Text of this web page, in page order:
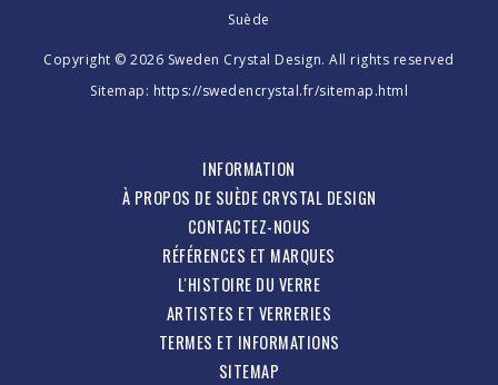
Suède
Copyright © 2026 Sweden Crystal Design. All rights reserved
Sitemap: https://swedencrystal.fr/sitemap.html
INFORMATION
À PROPOS DE SUÈDE CRYSTAL DESIGN
CONTACTEZ-NOUS
RÉFÉRENCES ET MARQUES
L'HISTOIRE DU VERRE
ARTISTES ET VERRERIES
TERMES ET INFORMATIONS
SITEMAP